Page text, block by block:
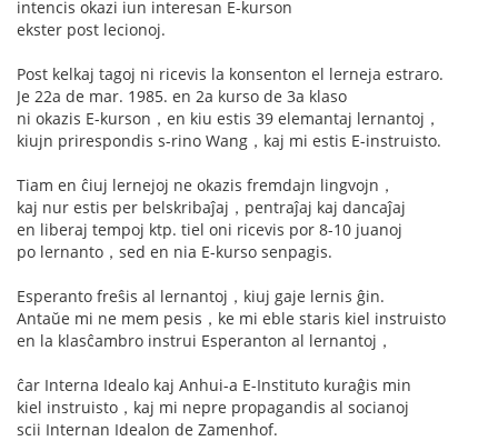
intencis okazi iun interesan E-kurson
ekster post lecionoj.
Post kelkaj tagoj ni ricevis la konsenton el lerneja estraro.
Je 22a de mar. 1985. en 2a kurso de 3a klaso
ni okazis E-kurson，en kiu estis 39 elemantaj lernantoj，
kiujn prirespondis s-rino Wang，kaj mi estis E-instruisto.
Tiam en ĉiuj lernejoj ne okazis fremdajn lingvojn，
kaj nur estis per belskribaĵaj，pentraĵaj kaj dancaĵaj
en liberaj tempoj ktp. tiel oni ricevis por 8-10 juanoj
po lernanto，sed en nia E-kurso senpagis.
Esperanto freŝis al lernantoj，kiuj gaje lernis ĝin.
Antaŭe mi ne mem pesis，ke mi eble staris kiel instruisto
en la klasĉambro instrui Esperanton al lernantoj，
ĉar Interna Idealo kaj Anhui-a E-Instituto kuraĝis min
kiel instruisto，kaj mi nepre propagandis al socianoj
scii Internan Idealon de Zamenhof.